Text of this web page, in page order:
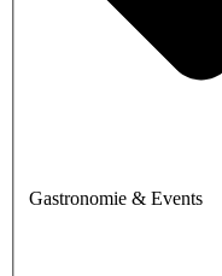
Gastronomie & Events